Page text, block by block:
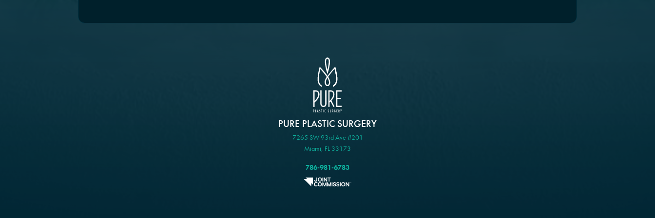
PURE PLASTIC SURGERY
7265 SW 93rd Ave #201
Miami, FL 33173
786-981-6783